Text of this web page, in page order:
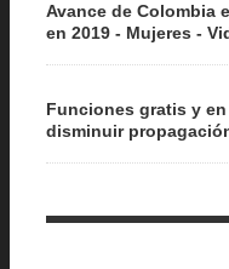
Avance de Colombia
en 2019 - Mujeres -
Funciones gratis y
disminuir